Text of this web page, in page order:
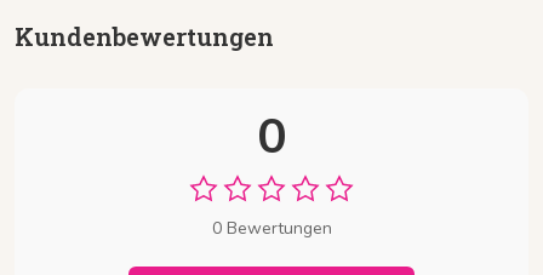
Kundenbewertungen
0
0 Bewertungen